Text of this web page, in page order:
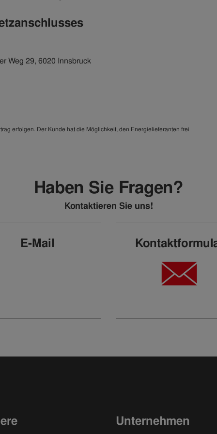
Weg 29, 6020 Innsbruck
erfolgen. Der Kunde hat die Möglichkeit, den Energielieferanten frei
Haben Sie Fragen?
Kontaktieren Sie uns!
E-Mail
Unternehmen